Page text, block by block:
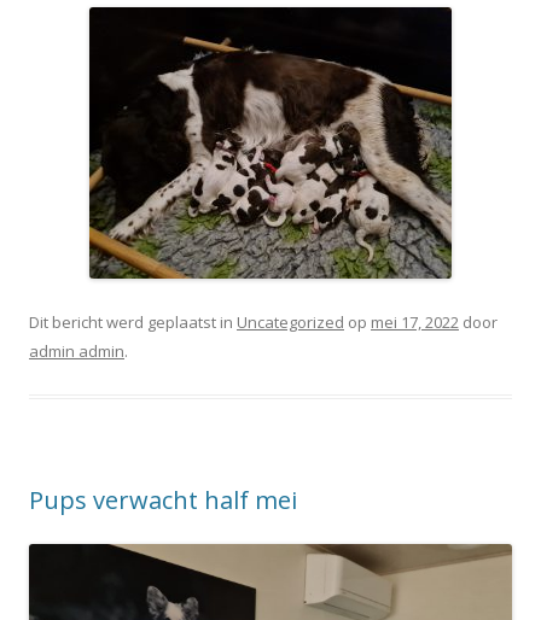
Dit bericht werd geplaatst in Uncategorized op mei 17, 2022 door
admin admin.
Pups verwacht half mei